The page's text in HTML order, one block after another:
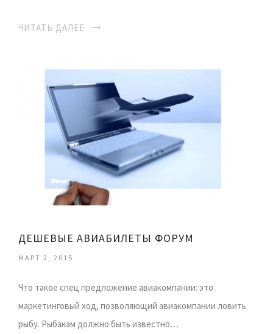
ЧИТАТЬ ДАЛЕЕ
ДЕШЕВЫЕ АВИАБИЛЕТЫ ФОРУМ
МАРТ 2, 2015
Что такое спец предложение авиакомпании: это
маркетинговый ход, позволяющий авиакомпании ловить
рыбу. Рыбакам должно быть известно…